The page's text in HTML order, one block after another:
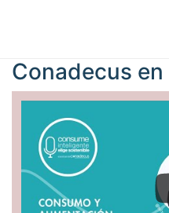
Conadecus en